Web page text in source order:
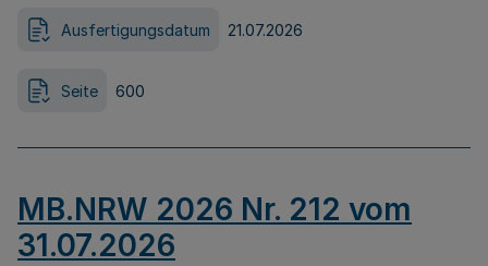
Ausfertigungsdatum 21.07.2026
Seite 600
MB.NRW 2026 Nr. 212 vom
31.07.2026